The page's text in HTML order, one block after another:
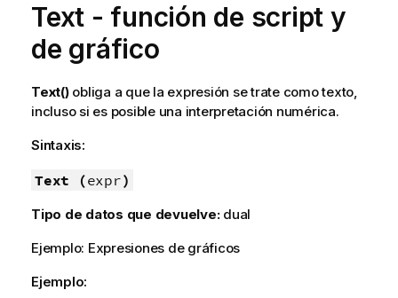
Text - función de script y
de gráfico
Text()obliga a que la expresión se trate como texto,
incluso si es posible una interpretación numérica.
Sintaxis:
Text (expr)
Tipo de datos que devuelve: dual
Ejemplo: Expresiones de gráficos
Ejemplo: